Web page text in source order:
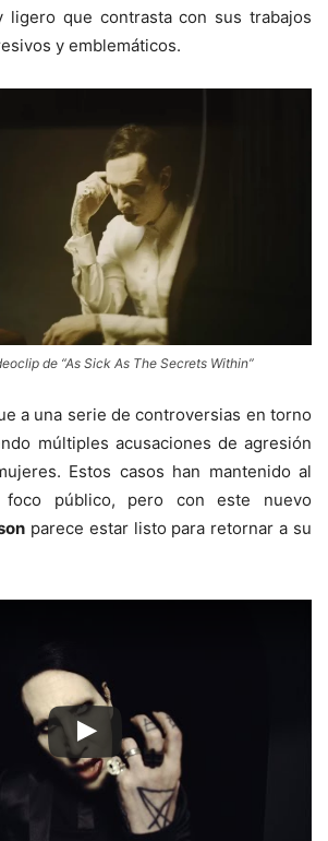
ligero que contrasta con sus trabajos
y emblemáticos.
de “As Sick As The Secrets Within”
a una serie de controversias en torno
múltiples acusaciones de agresión
Estos casos han mantenido al
público, pero con este nuevo
parece estar listo para retornar a su